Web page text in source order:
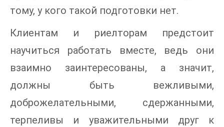
тому, у кого такой подготовки нет.
Клиентам и риелторам предстоит
научиться работать вместе, ведь они
взаимно заинтересованы, а значит,
должны быть вежливыми,
доброжелательными, сдержанными,
терпеливы и уважительными друг к